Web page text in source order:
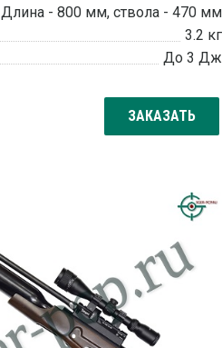
Длина - 800 мм, ствола - 470 мм
3.2 кг
До 3 Дж
ЗАКАЗАТЬ